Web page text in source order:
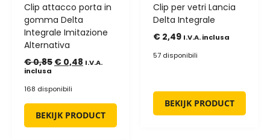
Clip attacco porta in
gomma Delta
Integrale Imitazione
Alternativa
€0,85 € 0,48 I.V.A.
inclusa
168 disponibili
BEKIJK PRODUCT
Clip per vetri Lancia
Delta Integrale
€ 2,49 I.V.A. inclusa
57 disponibili
BEKIJK PRODUCT